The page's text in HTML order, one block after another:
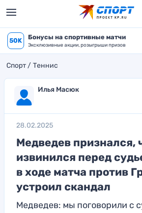
50K Бонусы на спортивные матчи
Эксклюзивные акции, розыгрыши призов
Спорт Теннис
Илья Масюк
28.02.2025
Медведев признался,
извинился перед
в ходе матча против
устроил скандал
Медведев: мы поговорили с